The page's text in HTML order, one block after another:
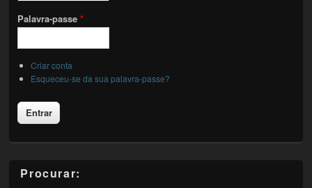
Palavra-passe*
Criar conta
Esqueceu-se da sua palavra-passe?
Procurar: